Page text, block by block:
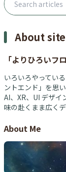
About site
「よりひろいフ
いろいろやってい
ントエンド」を思
AI、XR、UI デザイ
味の赴くまま広く
About Me